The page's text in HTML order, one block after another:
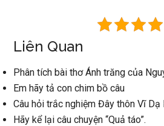
Liên Quan
Phân tích bài thơ Ánh trăng của
Em hãy tả con chim bồ câu
Câu hỏi trắc nghiệm Đây thôn Vĩ Dạ
Hãy kể lại câu chuyện “Quả táo”.